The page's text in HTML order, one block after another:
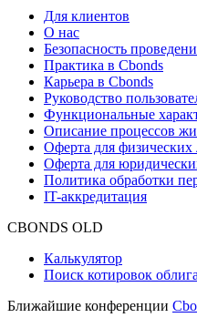
Для клиентов
О нас
Безопасность
Практика в Cbonds
Карьера в Cbonds
Руководство
Функциональные
Описание процессов
Оферта для физических
Оферта для
Политика обработки
IT-аккредитация
CBONDS OLD
Калькулятор
Поиск котировок
Ближайшие конференции